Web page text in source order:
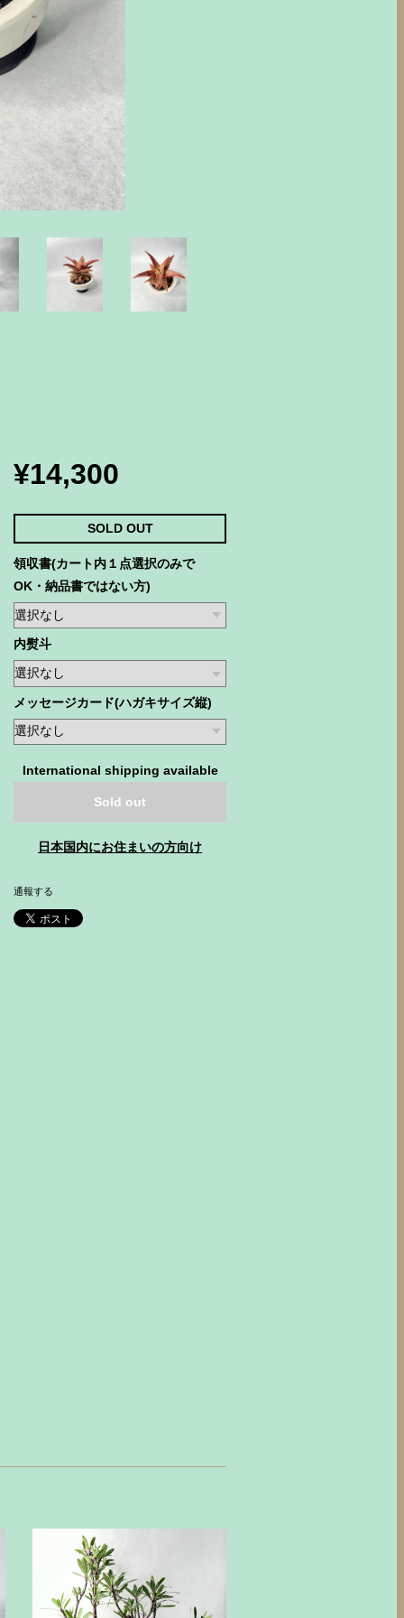
¥14,300
SOLD OUT
領収書(カート内１点選択のみで
OK・納品書ではない方)
内熨斗
メッセージカード(ハガキサイズ縦)
International shipping available
Sold out
日本国内にお住まいの方向け
通報する